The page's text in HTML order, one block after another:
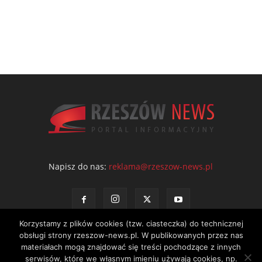
Napisz do nas: reklama@rzeszow-news.pl
Kontakt Polityka prywatności Regulamin portalu
Korzystamy z plików cookies (tzw. ciasteczka) do technicznej
obsługi strony rzeszow-news.pl. W publikowanych przez nas
materiałach mogą znajdować się treści pochodzące z innych
serwisów, które we własnym imieniu używają cookies, np.